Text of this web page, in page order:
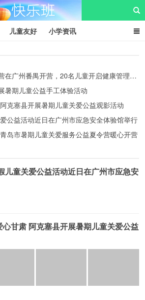
快乐班儿童公益网
儿童友好 小学资讯
广州番禺开营，20名儿童开启健康管理之旅
暑期儿童公益手工体验活动
克塞县开展暑期儿童关爱公益观影活动
公益活动近日在广州市应急安全体验馆举行
岛市暑期儿童关爱服务公益夏令营暖心开营
儿童关爱公益活动近日在广州市应急安
心甘肃 阿克塞县开展暑期儿童关爱公益